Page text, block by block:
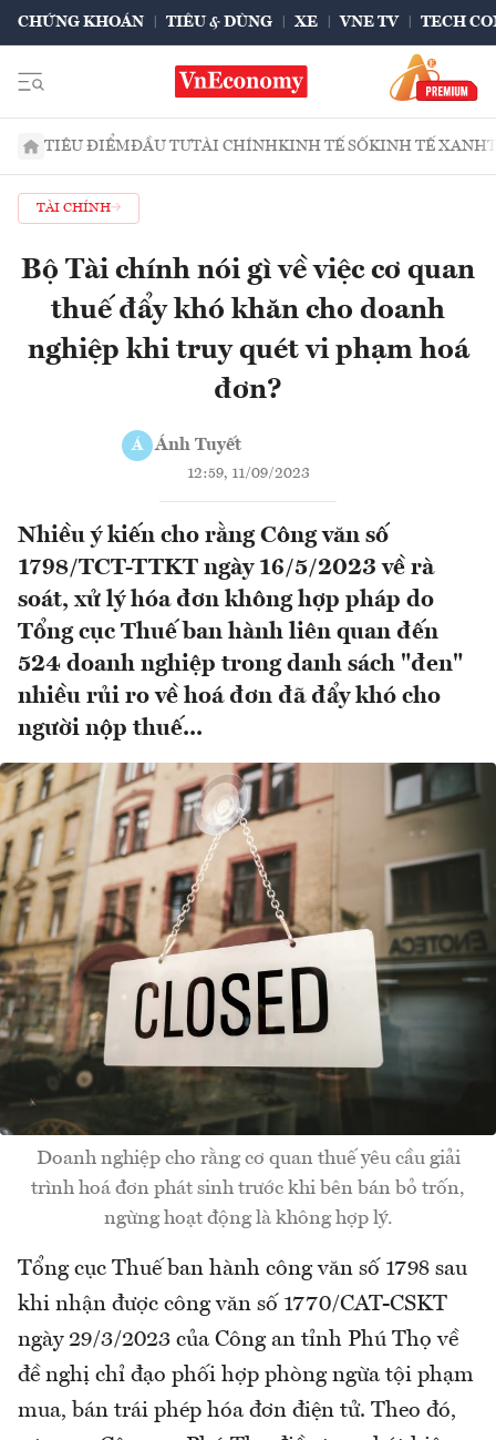
CHỨNG KHOÁN TIÊU & DÙNG XE VNE TV TECH
TIÊU ĐIỂMĐẦU TƯTÀI CHÍNHKINH TẾ SỐKINH TẾ XANH
TÀI CHÍNH
Bộ Tài chính nói gì về việc cơ quan
thuế đẩy khó khăn cho doanh
nghiệp khi truy quét vi phạm hoá
đơn?
Á Ánh Tuyết
12:59, 11/09/2023
Nhiều ý kiến cho rằng Công văn số
1798/TCT-TTKT ngày 16/5/2023 về rà
soát, xử lý hóa đơn không hợp pháp do
Tổng cục Thuế ban hành liên quan đến
524 doanh nghiệp trong danh sách "đen"
nhiều rủi ro về hoá đơn đã đẩy khó cho
người nộp thuế...
Doanh nghiệp cho rằng cơ quan thuế yêu cầu giải
trình hoá đơn phát sinh trước khi bên bán bỏ trốn,
ngừng hoạt động là không hợp lý.
Tổng cục Thuế ban hành công văn số 1798 sau
khi nhận được công văn số 1770/CAT-CSKT
ngày 29/3/2023 của Công an tỉnh Phú Thọ về
đề nghị chỉ đạo phối hợp phòng ngừa tội phạm
mua, bán trái phép hóa đơn điện tử. Theo đó,